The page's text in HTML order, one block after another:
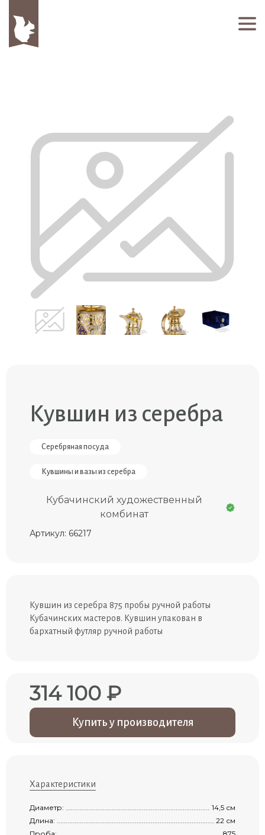
Кувшин из серебра
Серебряная посуда
Кувшины и вазы из серебра
Кубачинский художественный
комбинат
Артикул: 66217
Кувшин из серебра 875 пробы ручной работы
Кубачинских мастеров. Кувшин упакован в
бархатный футляр ручной работы
314 100 ₽
Купить у производителя
Характеристики
Диаметр:
14,5 см
Длина:
22 см